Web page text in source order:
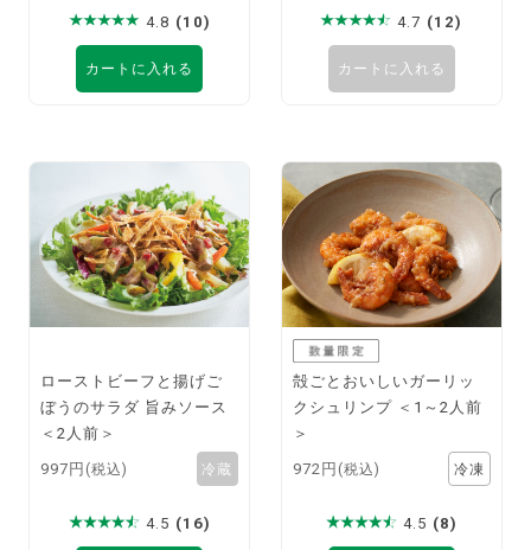
4.8 (10)
カートに入れる
4.7 (12)
カートに入れる
ローストビーフと揚げご
ぼうのサラダ 旨みソース
＜2人前＞
997円 (税込)
4.5 (16)
殻ごとおいしいガーリッ
クシュリンプ ＜1～2人前
＞
972円 (税込)
4.5 (8)